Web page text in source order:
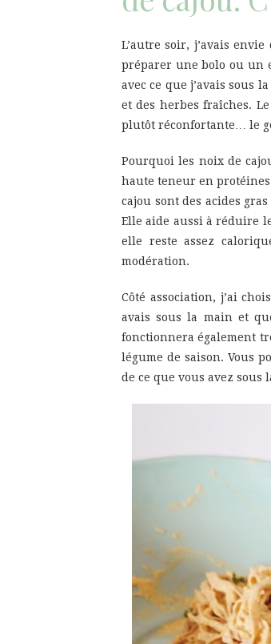
L’autre soir, j’avais
préparer une bolo ou un
avec ce que j’avais sous
et des herbes fraîches.
plutôt réconfortante… le
Pourquoi les noix de
haute teneur en
cajou sont des acides
Elle aide aussi à réduire
elle reste assez
modération.
Côté association, j’ai
avais sous la main et
fonctionnera également
légume de saison. Vous
de ce que vous avez sous